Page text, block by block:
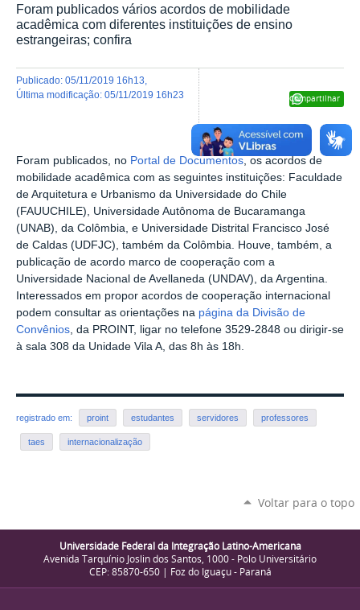
Foram publicados vários acordos de mobilidade
acadêmica com diferentes instituições de ensino
estrangeiras; confira
Compartilhar
publicado: 05/11/2019 16h13
última modificação: 05/11/2019 16h23
Foram publicados, no Portal de Documentos, os acordos de
mobilidade acadêmica com as seguintes instituições: Faculdade
de Arquitetura e Urbanismo da Universidade do Chile
(FAUUCHILE), Universidade Autônoma de Bucaramanga
(UNAB), da Colômbia, e Universidade Distrital Francisco José
de Caldas (UDFJC), também da Colômbia. Houve, também, a
publicação de acordo marco de cooperação com a
Universidade Nacional de Avellaneda (UNDAV), da Argentina.
Interessados em propor acordos de cooperação internacional
podem consultar as orientações na página da Divisão de
Convênios , da PROINT, ligar no telefone 3529-2848 ou dirigir-se
à sala 308 da Unidade Vila A, das 8h às 18h.
registrado em: proint estudantes servidores professores
taes internacionalização
Voltar para o topo
Universidade Federal da Integração Latino-Americana
Avenida Tarquínio Joslin dos Santos, 1000 - Polo Universitário
CEP: 85870-650 | Foz do Iguaçu - Paraná